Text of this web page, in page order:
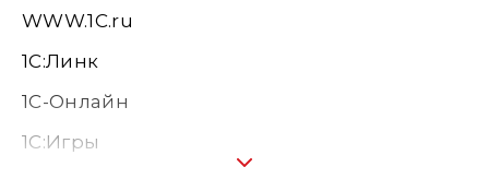
WWW.1С.ru
1С:Линк
1С-Онлайн
1C:Игры